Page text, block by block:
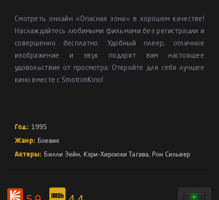
Смотреть онлайн «Опасная зона» в хорошем качестве!
Наслаждайтесь любимыми фильмами без регистрации и
совершенно бесплатно. Удобный плеер, отличное
изображение и звук подарят вам настоящее
удовольствие от просмотра. Откройте для себя лучшее
кино вместе с SmotrimKino!
Год: 1995
Жанр: Боевик
Актеры: Билли Зейн, Кэри-Хироюки Тагава, Рон Сильвер